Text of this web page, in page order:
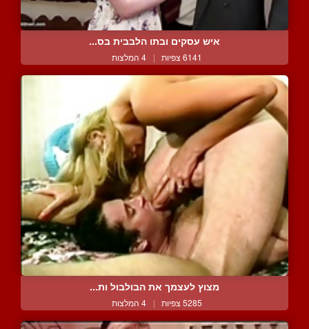
איש עסקים ובתו הלבבית בס...
6141 צפיות | 4 המלצות
מצוץ לעצמך את הבולבול ות...
5285 צפיות | 4 המלצות